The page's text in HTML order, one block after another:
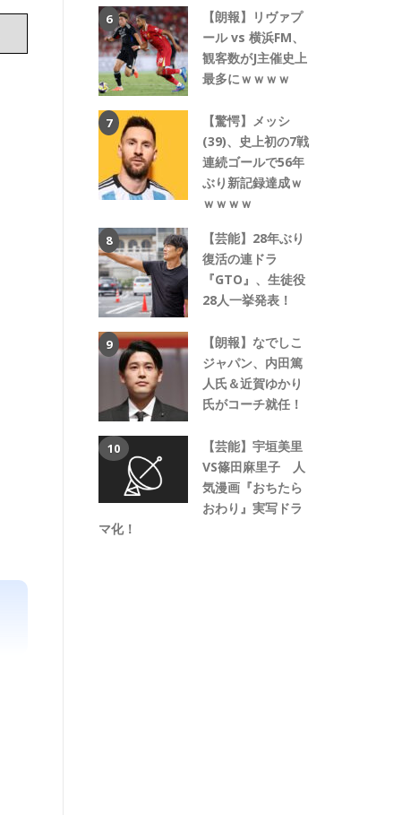
【朗報】リヴァプ
ール vs 横浜FM、
観客数がJ主催史上
最多にｗｗｗｗ
【驚愕】メッシ
(39)、史上初の7戦
連続ゴールで56年
ぶり新記録達成ｗ
ｗｗｗｗ
【芸能】28年ぶり
復活の連ドラ
『GTO』、生徒役
28人一挙発表！
【朗報】なでしこ
ジャパン、内田篤
人氏＆近賀ゆかり
氏がコーチ就任！
【芸能】宇垣美里
VS篠田麻里子 人
気漫画『おちたら
おわり』実写ドラ
マ化！